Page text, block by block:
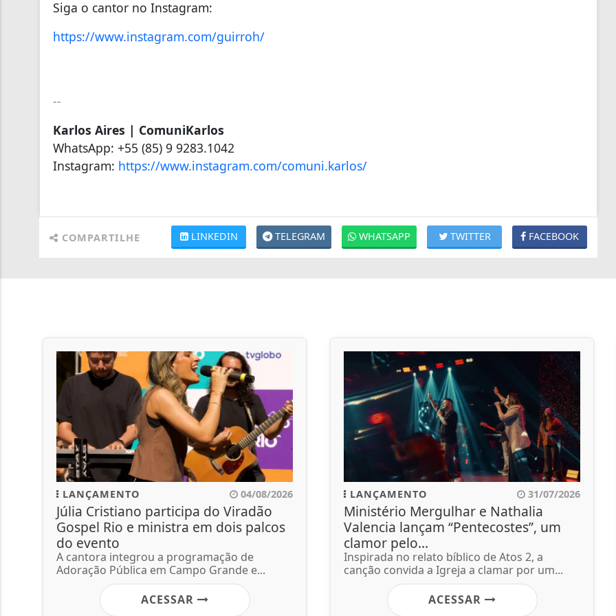
Siga o cantor no Instagram:
https://www.instagram.com/guirroh/
--
Karlos Aires | ComuniKarlos
WhatsApp: +55 (85) 9 9283.1042
Instagram: https://www.instagram.com/comuni.karlos/
COMPARTILHE FACEBOOK
TWITTER
WHATSAPP
TELEGRAM
LINKEDIN
LANÇAMENTO 04/08/2026
Júlia Cristiano participa do Viradão
Gospel Rio e ministra em dois palcos
do evento
A cantora integrou a programação de
Adoração Pública em Campo Grande e...
ACESSAR
LANÇAMENTO 31/07/2026
Ministério Mergulhar e Nathalia
Valencia lançam “Pentecostes”, um
clamor pelo...
Inspirada no relato bíblico de Atos 2, a
canção convida a Igreja a clamar por um...
ACESSAR